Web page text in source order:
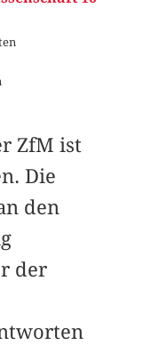
ZfM ist
Die
den
der